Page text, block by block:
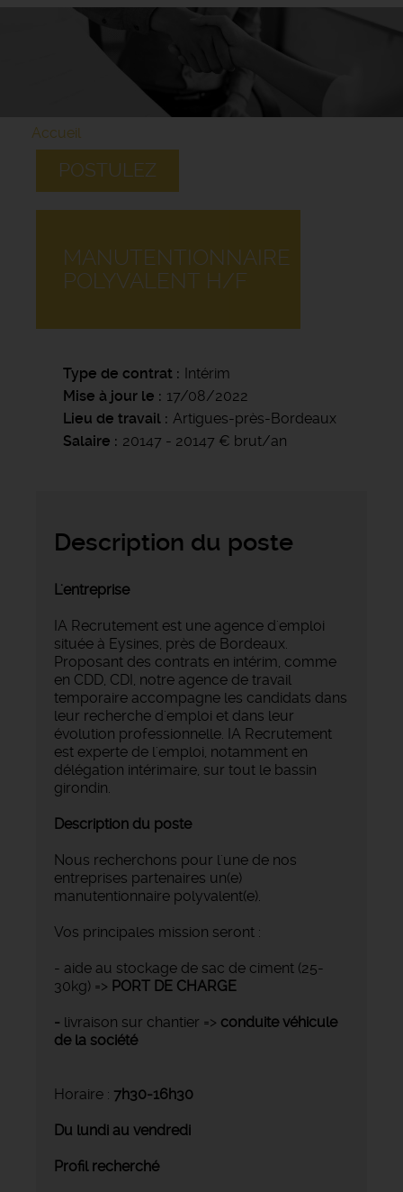
Accueil
POSTULEZ
MANUTENTIONNAIRE
POLYVALENT H/F
Type de contrat
Intérim
Mise à jour le
17/08/2022
Lieu de travail
Artigues-près-Bordeaux
Salaire
20147 - 20147 € brut/an
Description du poste
L'entreprise
IA Recrutement est une agence d'emploi
située à Eysines, près de Bordeaux.
Proposant des contrats en intérim, comme
en CDD, CDI, notre agence de travail
temporaire accompagne les candidats dans
leur recherche d'emploi et dans leur
évolution professionnelle. IA Recrutement
est experte de l'emploi, notamment en
délégation intérimaire, sur tout le bassin
girondin.
Description du poste
Nous recherchons pour l'une de nos
entreprises partenaires un(e)
manutentionnaire polyvalent(e).
Vos principales mission seront :
- aide au stockage de sac de ciment (25-
30kg) => PORT DE CHARGE
- livraison sur chantier => conduite véhicule
de la société
Horaire : 7h30-16h30
Du lundi au vendredi
Profil recherché